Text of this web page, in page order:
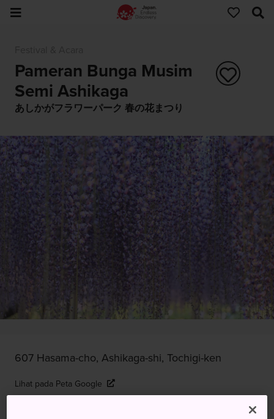
Pameran Bunga Musim
Semi Ashikaga
あしかがフラワーパーク 春の花まつり
607 Hasama-cho, Ashikaga-shi, Tochigi-ken
Lihat pada Peta Google